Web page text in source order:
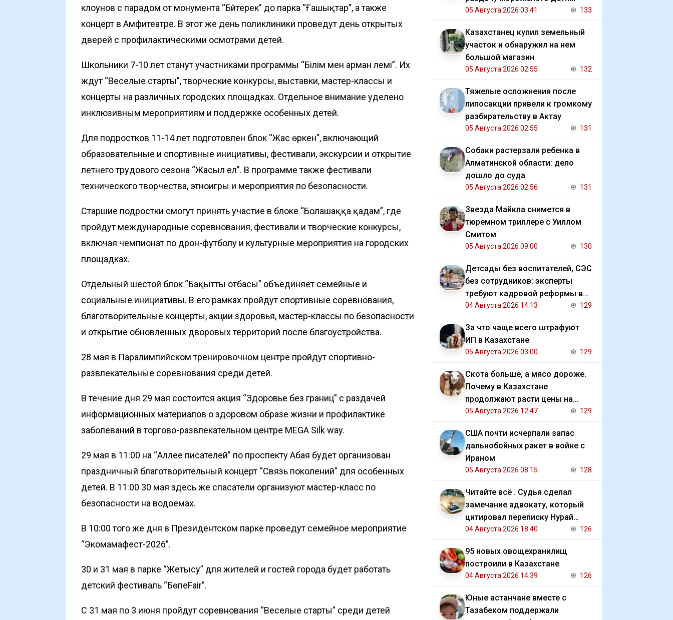
клоунов с парадом от монумента “Бәйтерек” до парка “Ғашықтар”, а также
концерт в Амфитеатре. В этот же день поликлиники проведут день открытых
дверей с профилактическими осмотрами детей.
Школьники 7-10 лет станут участниками программы “Білім мен арман әлемі”. Их
ждут “Веселые старты”, творческие конкурсы, выставки, мастер-классы и
концерты на различных городских площадках. Отдельное внимание уделено
инклюзивным мероприятиям и поддержке особенных детей.
Для подростков 11-14 лет подготовлен блок “Жас өркен”, включающий
образовательные и спортивные инициативы, фестивали, экскурсии и открытие
летнего трудового сезона “Жасыл ел”. В программе также фестивали
технического творчества, этноигры и мероприятия по безопасности.
Старшие подростки смогут принять участие в блоке “Болашаққа қадам”, где
пройдут международные соревнования, фестивали и творческие конкурсы,
включая чемпионат по дрон-футболу и культурные мероприятия на городских
площадках.
Отдельный шестой блок “Бақытты отбасы” объединяет семейные и
социальные инициативы. В его рамках пройдут спортивные соревнования,
благотворительные концерты, акции здоровья, мастер-классы по безопасности
и открытие обновленных дворовых территорий после благоустройства.
28 мая в Паралимпийском тренировочном центре пройдут спортивно-
развлекательные соревнования среди детей.
В течение дня 29 мая состоится акция “Здоровье без границ” с раздачей
информационных материалов о здоровом образе жизни и профилактике
заболеваний в торгово-развлекательном центре MEGA Silk way.
29 мая в 11:00 на “Аллее писателей” по проспекту Абая будет организован
праздничный благотворительный концерт “Связь поколений” для особенных
детей. В 11:00 30 мая здесь же спасатели организуют мастер-класс по
безопасности на водоемах.
В 10:00 того же дня в Президентском парке проведут семейное мероприятие
“Экомамафест-2026”.
30 и 31 мая в парке “Жетысу” для жителей и гостей города будет работать
детский фестиваль “БөпеFair”.
С 31 мая по 3 июня пройдут соревнования “Веселые старты” среди детей
05 Августа 2026 03:41 133
Казахстанец купил земельный
участок и обнаружил на нем
большой магазин
05 Августа 2026 02:55 132
Тяжелые осложнения после
липосакции привели к громкому
разбирательству в Актау
05 Августа 2026 02:55 131
Собаки растерзали ребенка в
Алматинской области: дело
дошло до суда
05 Августа 2026 02:56 131
Звезда Майкла снимется в
тюремном триллере с Уиллом
Смитом
05 Августа 2026 09:00 130
Детсады без воспитателей, СЭС
без сотрудников: эксперты
требуют кадровой реформы в
Казахстане
04 Августа 2026 14:13 129
За что чаще всего штрафуют
ИП в Казахстане
05 Августа 2026 03:00 129
Скота больше, а мясо дороже.
Почему в Казахстане
продолжают расти цены на
баранину и конину
05 Августа 2026 12:47 129
США почти исчерпали запас
дальнобойных ракет в войне с
Ираном
05 Августа 2026 08:15 128
Читайте всё . Судья сделал
замечание адвокату, который
цитировал переписку Нурай
Серикбай с обвиняемым
04 Августа 2026 18:40 126
95 новых овощехранилищ
построили в Казахстане
04 Августа 2026 14:39 126
Юные астанчане вместе с
Тазабеком поддержали